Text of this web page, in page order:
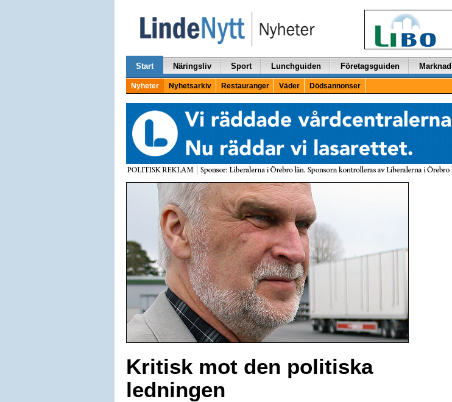
Start Näringsliv Sport Lunchguiden Företagsguiden Marknad
Nyheter Nyhetsarkiv Restauranger Väder Dödsannonser
Kritisk mot den politiska
ledningen